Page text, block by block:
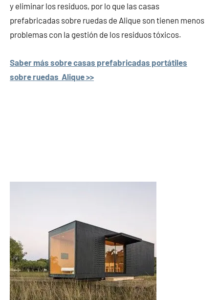
y eliminar los residuos, por lo que las casas
prefabricadas sobre ruedas de Alique son tienen menos
problemas con la gestión de los residuos tóxicos.
Saber más sobre casas prefabricadas portátiles
sobre ruedas Alique >>